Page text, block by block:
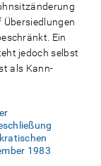
Ein
jedoch selbst
als Kann-
1983